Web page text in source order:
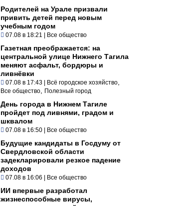
Родителей на Урале призвали
привить детей перед новым
учебным годом
07.08 в 18:21 | Все общество
Газетная преображается: на
центральной улице Нижнего Тагила
меняют асфальт, бордюры и
ливнёвки
07.08 в 17:43 | Всё городское хозяйство
Все общество Полезный город
День города в Нижнем Тагиле
пройдет под ливнями, градом и
шквалом
07.08 в 16:50 | Все общество
Будущие кандидаты в Госдуму от
Свердловской области
задекларировали резкое падение
доходов
07.08 в 16:06 | Все общество
ИИ впервые разработал
жизнеспособные вирусы,